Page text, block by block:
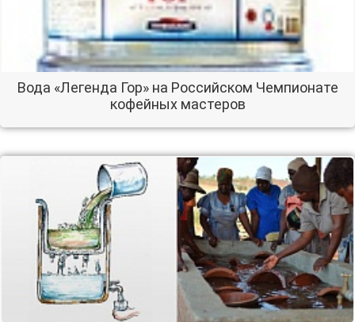
Вода «Легенда Гор» на Российском Чемпионате
кофейных мастеров